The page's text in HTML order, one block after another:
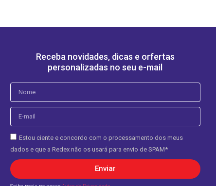
Receba novidades, dicas e orfertas
personalizadas no seu e-mail
Estou ciente e concordo com o processamento dos meus
dados e que a Redex não os usará para envio de SPAM*
Enviar